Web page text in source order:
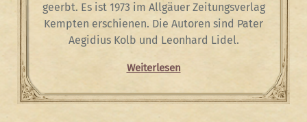
geerbt. Es ist 1973 im Allgäuer Zeitungsverlag
Kempten erschienen. Die Autoren sind Pater
Aegidius Kolb und Leonhard Lidel.
Weiterlesen